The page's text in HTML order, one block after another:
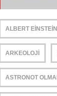
ALBERT EINSTEIN
ARKEOLOJI
ASTRONOT